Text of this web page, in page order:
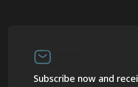
Subscribe now and